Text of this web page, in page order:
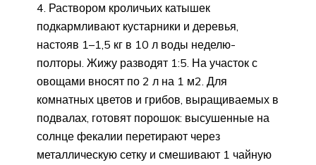
Раствором кроличьих катышек
подкармливают кустарники и деревья,
настояв 1–1,5 кг в 10 л воды неделю-
полторы. Жижу разводят 1:5. На участок с
овощами вносят по 2 л на 1 м2. Для
комнатных цветов и грибов, выращиваемых в
подвалах, готовят порошок: высушенные на
солнце фекалии перетирают через
металлическую сетку и смешивают 1 чайную